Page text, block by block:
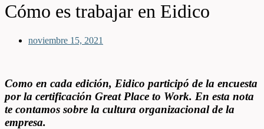
Cómo es trabajar en Eidico
noviembre 15, 2021
Como en cada edición, Eidico participó de la encuesta
por la certificación Great Place to Work. En esta nota
te contamos sobre la cultura organizacional de la
empresa.